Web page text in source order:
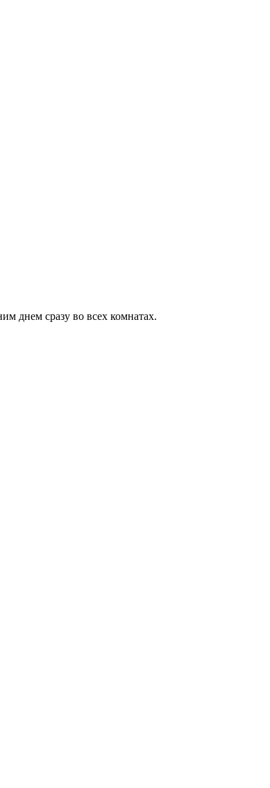
днем сразу во всех комнатах.